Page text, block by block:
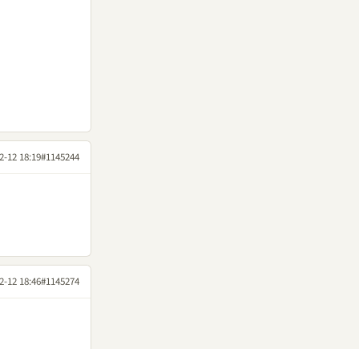
12 18:19#1145244
12 18:46#1145274